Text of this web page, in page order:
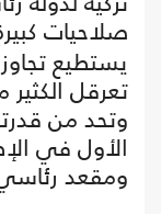
صلاحيات
يستطيع
تعرقل
وتحد من
الأول في
ومقعد